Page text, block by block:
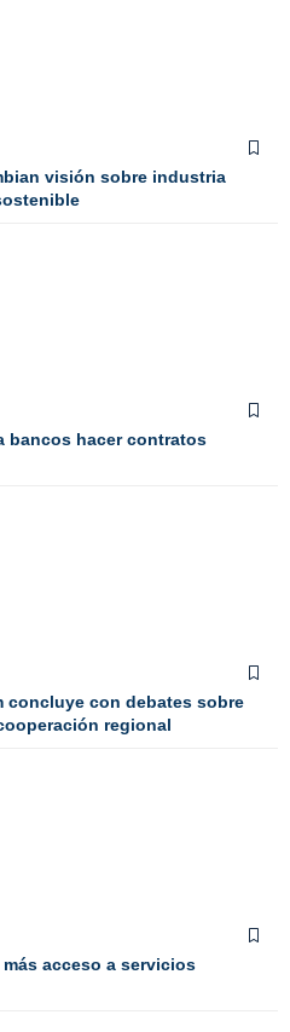
visión sobre industria
bancos hacer contratos
concluye con debates sobre
regional
acceso a servicios